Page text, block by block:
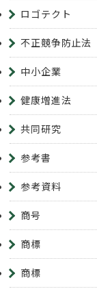
ロゴテクト
不正競争防止法
中小企業
健康増進法
共同研究
参考書
参考資料
商号
商標
商標